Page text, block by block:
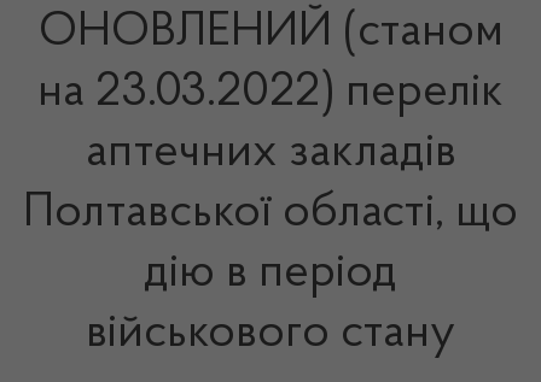
ОНОВЛЕНИЙ (станом
на 23.03.2022) перелік
аптечних закладів
Полтавської області, що
дію в період
військового стану